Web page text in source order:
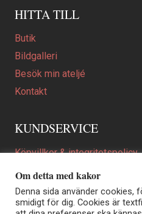
HITTA TILL
Butik
Bildgalleri
Besök min ateljé
Kontakt
KUNDSERVICE
Köpvillkor & integritetspolicy
Att beställa ett personligt
En personligare gåva
FAQ
Om detta med kakor
Denna sida använder cookies,
smidigt för dig. Cookies är